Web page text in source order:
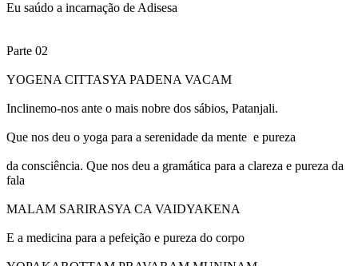
Eu saúdo a incarnação de Adisesa
Parte 02
YOGENA CITTASYA PADENA VACAM
Inclinemo-nos ante o mais nobre dos sábios, Patanjali.
Que nos deu o yoga para a serenidade da mente e pureza
da consciência. Que nos deu a gramática para a clareza e pureza da
fala
MALAM SARIRASYA CA VAIDYAKENA
E a medicina para a pefeição e pureza do corpo